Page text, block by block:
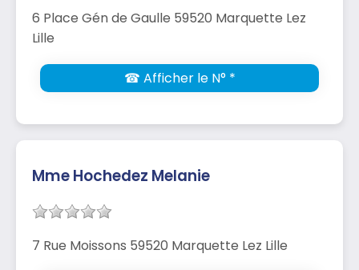
6 Place Gén de Gaulle 59520 Marquette Lez
Lille
☎ Afficher le N° *
Mme Hochedez Melanie
7 Rue Moissons 59520 Marquette Lez Lille